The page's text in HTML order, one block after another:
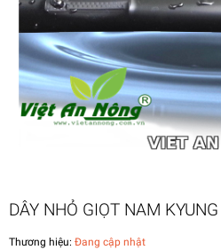
DÂY NHỎ GIỌT NAM
Thương hiệu: Đang cập nhật